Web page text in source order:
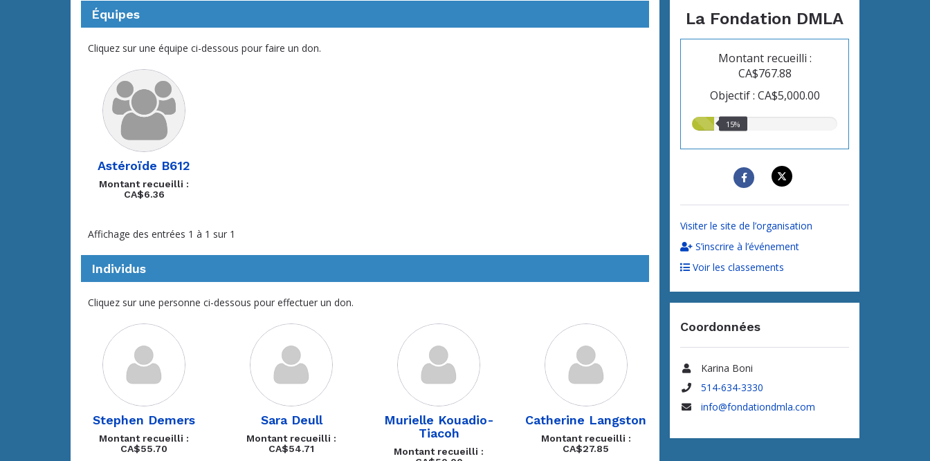
La Fondation DMLA
Montant recueilli :
CA$767.88
Objectif : CA$5,000.00
15.00%15%
Visiter le site de l’organisation
S’inscrire à l’événement
Voir les classements
Coordonnées
Nom
Karina Boni
Téléphone
514-634-3330
info@fondationdmla.com
Équipes
Cliquez sur une équipe ci-dessous pour faire un don.
Astéroïde B612
Montant recueilli :
CA$6.36
Affichage des entrées 1 à 1 sur 1
Individus
Cliquez sur une personne ci-dessous pour effectuer un don.
Stephen Demers
Montant recueilli :
CA$55.70
Sara Deull
Montant recueilli :
CA$54.71
Murielle Kouadio-
Tiacoh
Montant recueilli :
Catherine Langston
Montant recueilli :
CA$27.85